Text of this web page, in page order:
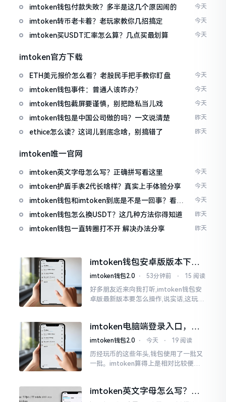
imtoken钱包付款失败？多半是这几个原因闹的 今天
imtoken转币老卡着？老玩家教你几招搞定 今天
imtoken买USDT汇率怎么算？几点买最划算 今天
imtoken官方下载
ETH美元报价怎么看？老股民手把手教你盯盘 今天
imtoken钱包事件：普通人该咋办？ 今天
imtoken钱包截屏要谨慎，别把隐私当儿戏 今天
imtoken钱包是中国公司做的吗？一文说清楚 昨天
ethice怎么读？这词儿到底念啥，别搞错了 昨天
imtoken唯一官网
imtoken英文字母怎么写？正确拼写看这里 今天
imtoken护盾手表2代长啥样？真实上手体验分享 今天
imtoken钱包和imtoken到底是不是一回事？看完
就懂了
今天
imtoken钱包怎么换USDT？这几种方法你得知道 昨天
imtoken钱包一直转圈打不开 解决办法分享 昨天
imtoken钱包安卓版版本下载
安装教程
imtoken钱包2.0 ⋅ 53分钟前 ⋅ 15 阅读
好多朋友近来向我打听,imtoken钱包安
卓版最新版本要怎么操作,说实话,这玩意
0版本
imtoken电脑端登录入口，地
址在这里
imtoken钱包2.0 ⋅ 今天 ⋅ 19 阅读
历经玩币的这些年头,钱包使用了一批又
一批。imtoken算得上是相对比较便于
就得去寻觅电脑端的入口。
imtoken英文字母怎么写？正